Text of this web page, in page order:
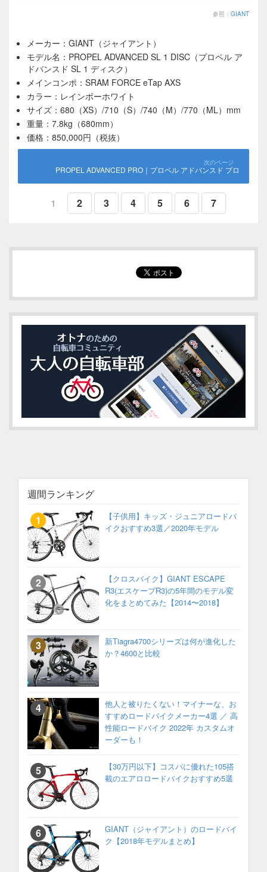
参照： GIANT
メーカー：GIANT（ジャイアント）
モデル名：PROPEL ADVANCED SL 1 DISC（プロペル ア
ドバンスド SL 1 ディスク）
メインコンポ：SRAM FORCE eTap AXS
カラー：レインボーホワイト
サイズ：680（XS）/710（S）/740（M）/770（ML）mm
重量：7.8kg（680mm）
価格：850,000円（税抜）
PROPEL ADVANCED PRO｜プロペル アドバンスド プロ
1 2 3 4 5 6 7
週間ランキング
【子供用】キッズ・ジュニアロードバ
イクおすすめ3選／2020年モデル
【クロスバイク】GIANT ESCAPE
R3(エスケープR3)の5年間のモデル変
化をまとめてみた【2014〜2018】
新Tiagra4700シリーズは何が進化した
か？4600と比較
他人と被りたくない！マイナーな、お
すすめロードバイクメーカー4選 ／ 高
性能ロードバイク 2022年 カスタムオ
ーダーも！
【30万円以下】コスパに優れた105搭
載のエアロロードバイクおすすめ5選
GIANT（ジャイアント）のロードバイ
ク【2018年モデルまとめ】